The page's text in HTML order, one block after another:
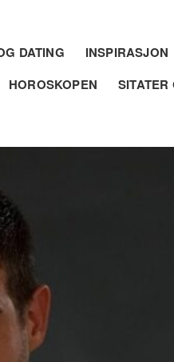
DATING INSPIRASJON
HOROSKOPEN
SITATER